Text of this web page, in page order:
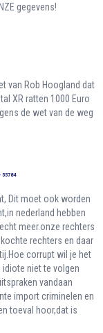
gegevens!
van Rob Hoogland dat
XR ratten 1000 Euro
de wet van de weg
55784
Dit moet ook worden
nederland hebben
meer.onze rechters
rechters en daar
corrupt wil je het
idiote niet te volgen
vandaan
import criminelen en
toeval hoor,dat is